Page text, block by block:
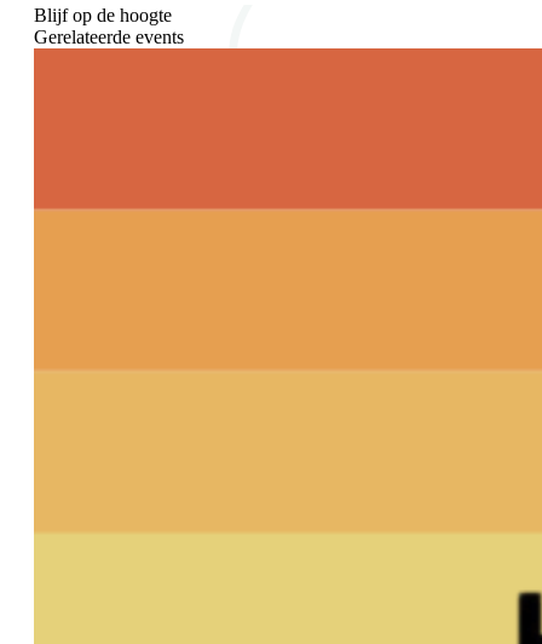
Blijf op de hoogte
Gerelateerde events